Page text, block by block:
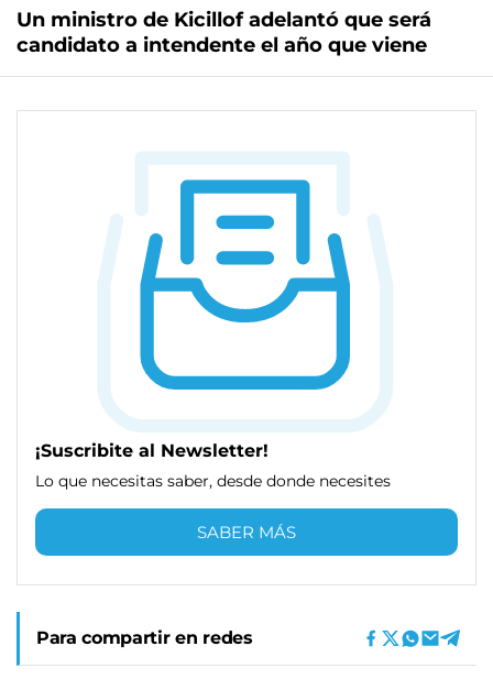
Un ministro de Kicillof adelantó que será
candidato a intendente el año que viene
¡Suscribite al Newsletter!
Lo que necesitas saber, desde donde necesites
SABER MÁS
Para compartir en redes